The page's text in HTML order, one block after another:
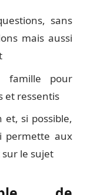
sans
mais aussi
famille pour
et ressentis
et, si possible,
permette aux
le sujet